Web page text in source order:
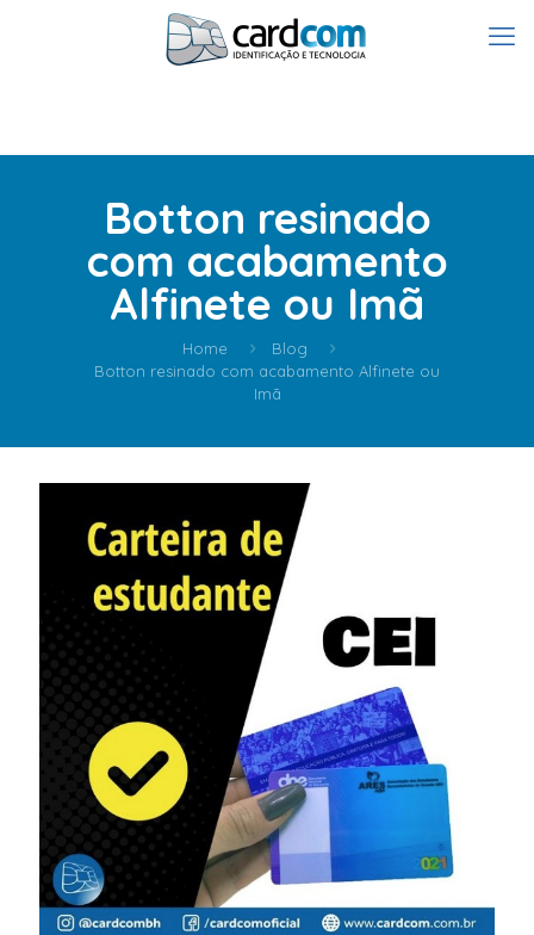
Botton resinado
com acabamento
Alfinete ou Imã
Home
Blog
Botton resinado com acabamento Alfinete ou
Imã